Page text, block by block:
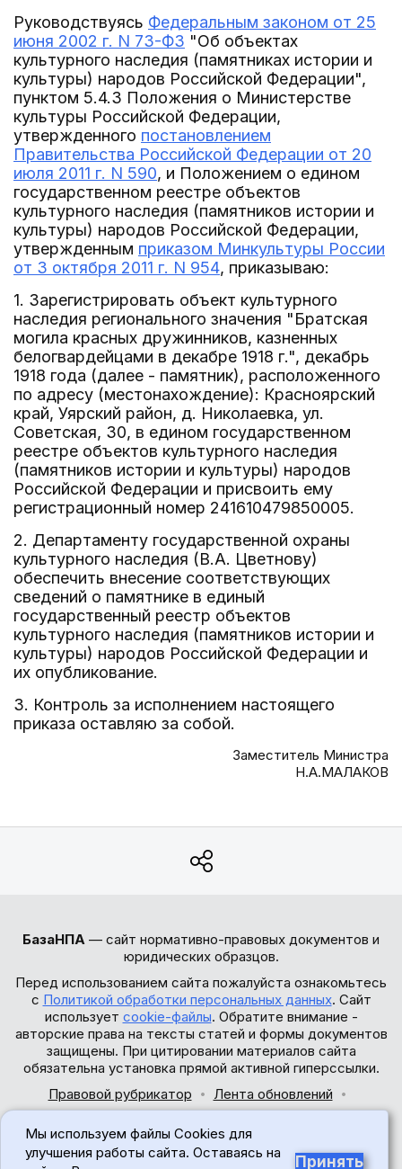
Руководствуясь Федеральным законом от 25
июня 2002 г. N 73-ФЗ "Об объектах
культурного наследия (памятниках истории и
культуры) народов Российской Федерации",
пунктом 5.4.3 Положения о Министерстве
культуры Российской Федерации,
утвержденного постановлением
Правительства Российской Федерации от 20
июля 2011 г. N 590, и Положением о едином
государственном реестре объектов
культурного наследия (памятников истории и
культуры) народов Российской Федерации,
утвержденным приказом Минкультуры России
от 3 октября 2011 г. N 954, приказываю:
1. Зарегистрировать объект культурного
наследия регионального значения "Братская
могила красных дружинников, казненных
белогвардейцами в декабре 1918 г.", декабрь
1918 года (далее - памятник), расположенного
по адресу (местонахождение): Красноярский
край, Уярский район, д. Николаевка, ул.
Советская, 30, в едином государственном
реестре объектов культурного наследия
(памятников истории и культуры) народов
Российской Федерации и присвоить ему
регистрационный номер 241610479850005.
2. Департаменту государственной охраны
культурного наследия (В.А. Цветнову)
обеспечить внесение соответствующих
сведений о памятнике в единый
государственный реестр объектов
культурного наследия (памятников истории и
культуры) народов Российской Федерации и
их опубликование.
3. Контроль за исполнением настоящего
приказа оставляю за собой.
Заместитель Министра
Н.А.МАЛАКОВ
БазаНПА — сайт нормативно-правовых документов и
юридических образцов.
Перед использованием сайта пожалуйста ознакомьтесь
с Политикой обработки персональных данных. Сайт
использует cookie-файлы. Обратите внимание -
авторские права на тексты статей и формы документов
защищены. При цитировании материалов сайта
обязательна установка прямой активной гиперссылки.
Правовой рубрикатор
Лента обновлений
© 2017-2026
Мы используем файлы Cookies для
улучшения работы сайта. Оставаясь на
Принять